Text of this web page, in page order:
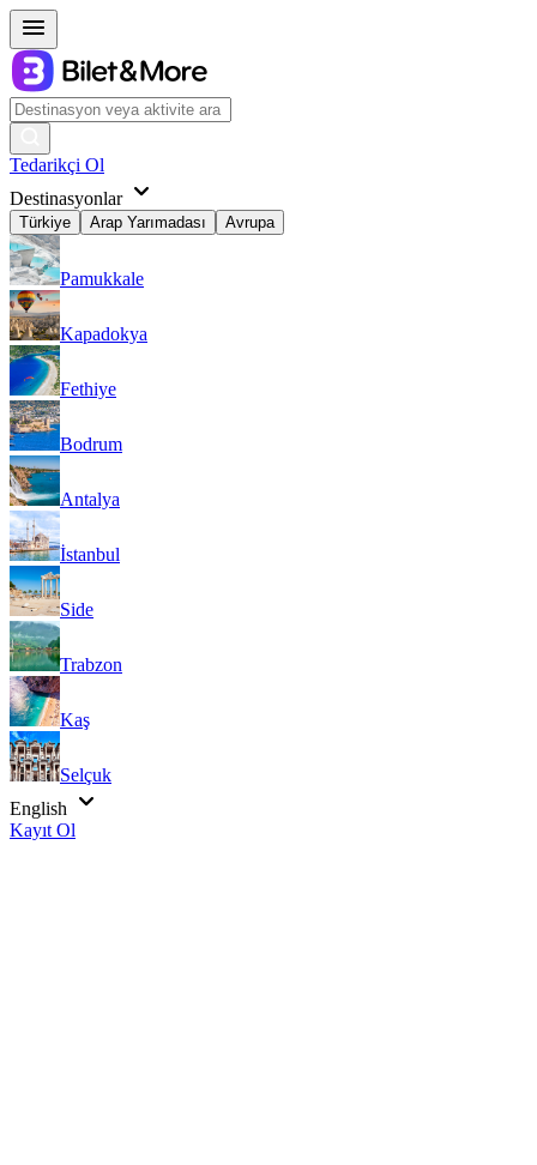
Tedarikçi Ol
Destinasyonlar
Türkiye Arap Yarımadası Avrupa
Pamukkale
Kapadokya
Fethiye
Bodrum
Antalya
İstanbul
Side
Trabzon
Kaş
Selçuk
English
Kayıt Ol